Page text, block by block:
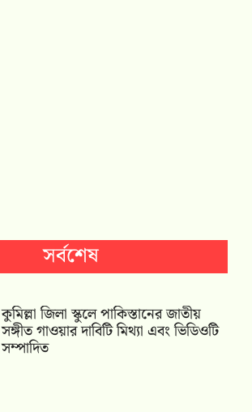
সর্বশেষ
কুমিল্লা জিলা স্কুলে পাকিস্তানের জাতীয়
সঙ্গীত গাওয়ার দাবিটি মিথ্যা এবং ভিডিওটি
সম্পাদিত